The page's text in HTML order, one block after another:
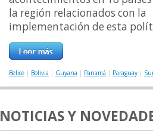
la región relacionados con la
implementación de esta
Belice | Bolivia | Guyana | Panamá | Paraguay |
NOTICIAS Y